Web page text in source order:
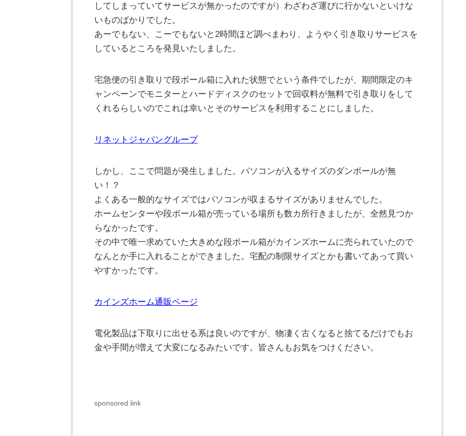
してしまっていてサービスが無かったのですが）わざわざ運びに行かないといけな
いものばかりでした。
あーでもない、こーでもないと2時間ほど調べまわり、ようやく引き取りサービスを
しているところを発見いたしました。
宅急便の引き取りで段ボール箱に入れた状態でという条件でしたが、期間限定のキ
ャンペーンでモニターとハードディスクのセットで回収料が無料で引き取りをして
くれるらしいのでこれは幸いとそのサービスを利用することにしました。
リネットジャパングループ
しかし、ここで問題が発生しました。パソコンが入るサイズのダンボールが無
い！？
よくある一般的なサイズではパソコンが収まるサイズがありませんでした。
ホームセンターや段ボール箱が売っている場所も数カ所行きましたが、全然見つか
らなかったです。
その中で唯一求めていた大きめな段ボール箱がカインズホームに売られていたので
なんとか手に入れることができました。宅配の制限サイズとかも書いてあって買い
やすかったです。
カインズホーム通販ページ
電化製品は下取りに出せる系は良いのですが、物凄く古くなると捨てるだけでもお
金や手間が増えて大変になるみたいです。皆さんもお気をつけください。
sponsored link